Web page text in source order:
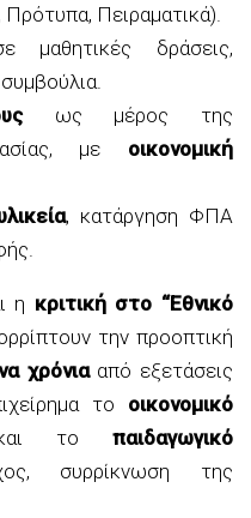
Πειραματικά).
δράσεις,
ως μέρος της
με οικονομική
, κατάργηση ΦΠΑ
η κριτική στο “Εθνικό
την προοπτική
χρόνιααπό εξετάσεις
το οικονομικό
και το παιδαγωγικό
συρρίκνωση της